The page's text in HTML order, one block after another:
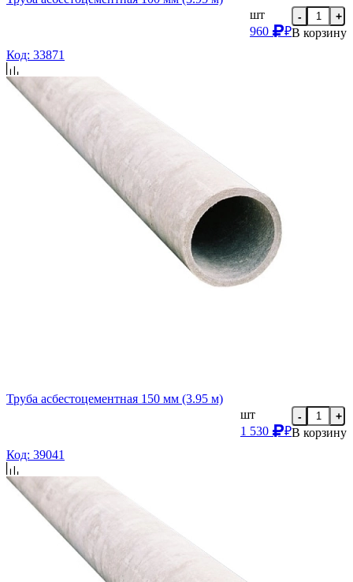
шт
960
₽
- +
В корзину
Код: 33871
Труба асбестоцементная 150 мм (3.95 м)
шт
1 530
₽
- +
В корзину
Код: 39041